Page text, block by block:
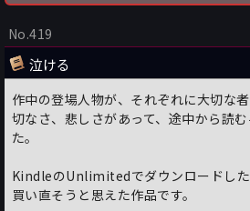
No.419
泣ける
作中の登場人物が、それぞれに大切な
切なさ、悲しさがあって、途中から読
た。
KindleのUnlimitedでダウンロードし
買い直そうと思えた作品です。